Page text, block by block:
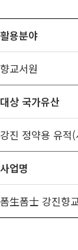
활용분야
향교서원
대상 국가유산
강진 정약용 유적
사업명
폼生폼士 강진향